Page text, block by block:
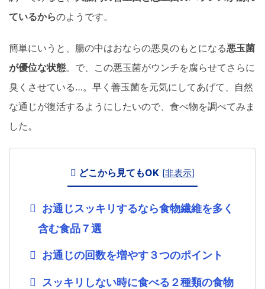
ているからのようです。
簡単にいうと、腸の中はおならの悪臭のもとになる悪玉菌
が優位な状態。で、この悪玉菌がウンチを腐らせてさらに
臭くさせている…。早く善玉菌を元気にしてあげて、自然
な通じが復活するようにしたいので、食べ物を調べてみま
した。
どこから見てもOK [非表示]
お通じスッキリするなら食物繊維を多く
含む食品７選
お通じの回数を増やす３つのポイント
スッキリしない時に食べる２種類の食物